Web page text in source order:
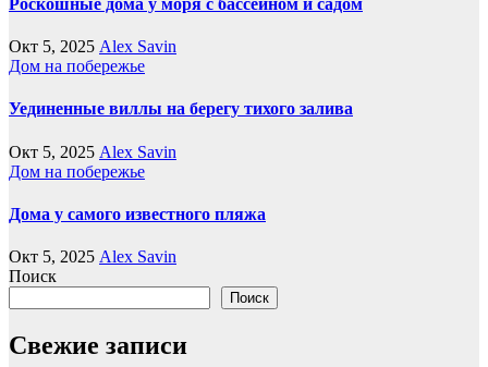
Окт 5, 2025 Alex Savin
Дом на побережье
Уединенные виллы на берегу тихого залива
Окт 5, 2025 Alex Savin
Дом на побережье
Дома у самого известного пляжа
Окт 5, 2025 Alex Savin
Поиск
Поиск
Свежие записи